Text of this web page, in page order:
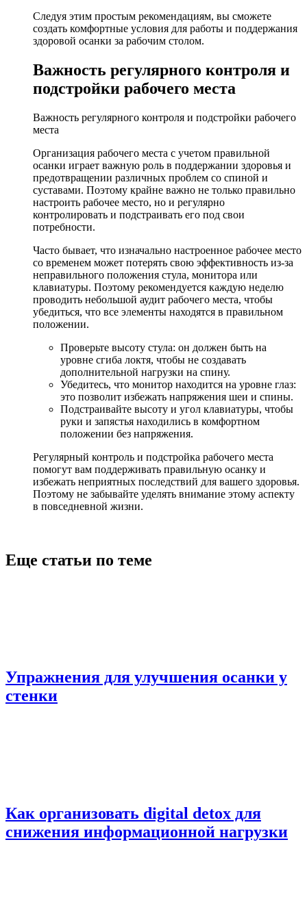
Следуя этим простым рекомендациям, вы сможете
создать комфортные условия для работы и поддержания
здоровой осанки за рабочим столом.
Важность регулярного контроля и
подстройки рабочего места
Важность регулярного контроля и подстройки рабочего
места
Организация рабочего места с учетом правильной
осанки играет важную роль в поддержании здоровья и
предотвращении различных проблем со спиной и
суставами. Поэтому крайне важно не только правильно
настроить рабочее место, но и регулярно
контролировать и подстраивать его под свои
потребности.
Часто бывает, что изначально настроенное рабочее место
со временем может потерять свою эффективность из-за
неправильного положения стула, монитора или
клавиатуры. Поэтому рекомендуется каждую неделю
проводить небольшой аудит рабочего места, чтобы
убедиться, что все элементы находятся в правильном
положении.
Проверьте высоту стула: он должен быть на
уровне сгиба локтя, чтобы не создавать
дополнительной нагрузки на спину.
Убедитесь, что монитор находится на уровне глаз:
это позволит избежать напряжения шеи и спины.
Подстраивайте высоту и угол клавиатуры, чтобы
руки и запястья находились в комфортном
положении без напряжения.
Регулярный контроль и подстройка рабочего места
помогут вам поддерживать правильную осанку и
избежать неприятных последствий для вашего здоровья.
Поэтому не забывайте уделять внимание этому аспекту
в повседневной жизни.
Еще статьи по теме
Упражнения для улучшения осанки у
стенки
Как организовать digital detox для
снижения информационной нагрузки